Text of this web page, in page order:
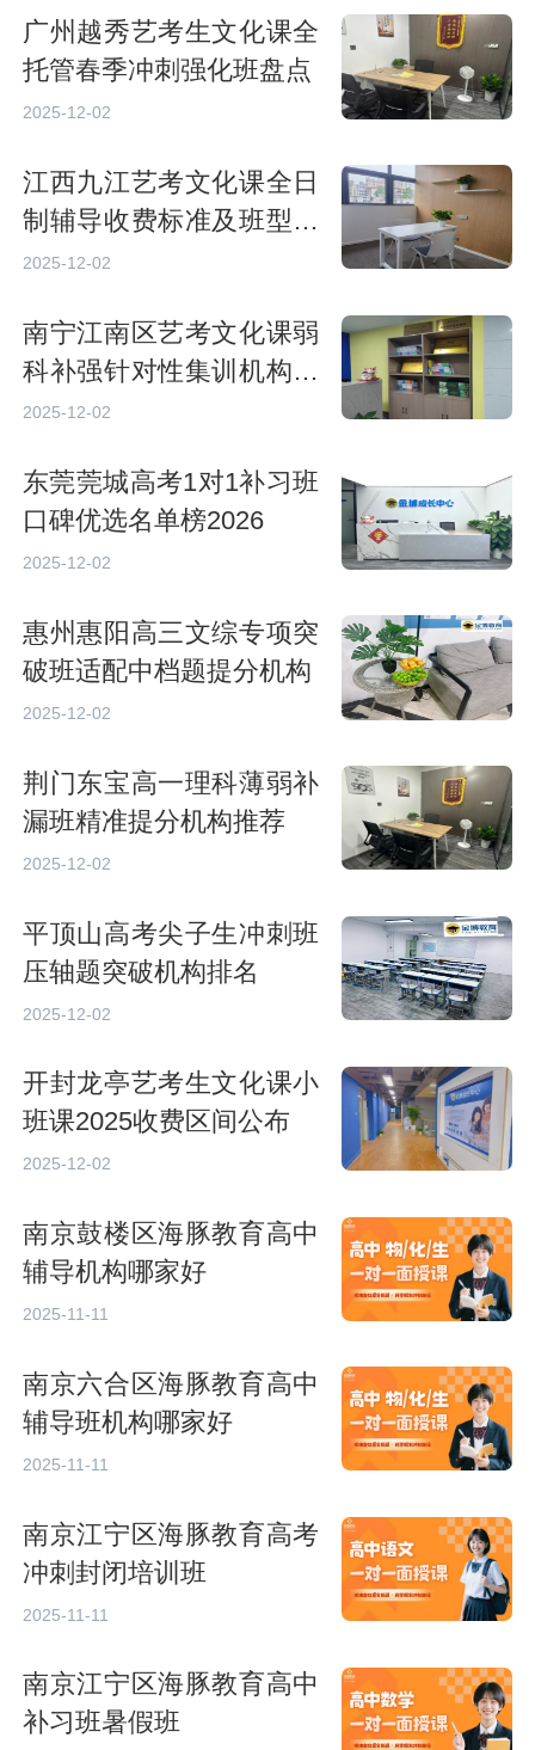
广州越秀艺考生文化课全
托管春季冲刺强化班盘点
2025-12-02
江西九江艺考文化课全日
制辅导收费标准及班型详
解
2025-12-02
南宁江南区艺考文化课弱
科补强针对性集训机构排
名
2025-12-02
东莞莞城高考1对1补习班
口碑优选名单榜2026
2025-12-02
惠州惠阳高三文综专项突
破班适配中档题提分机构
2025-12-02
荆门东宝高一理科薄弱补
漏班精准提分机构推荐
2025-12-02
平顶山高考尖子生冲刺班
压轴题突破机构排名
2025-12-02
开封龙亭艺考生文化课小
班课2025收费区间公布
2025-12-02
南京鼓楼区海豚教育高中
辅导机构哪家好
2025-11-11
南京六合区海豚教育高中
辅导班机构哪家好
2025-11-11
南京江宁区海豚教育高考
冲刺封闭培训班
2025-11-11
南京江宁区海豚教育高中
补习班暑假班